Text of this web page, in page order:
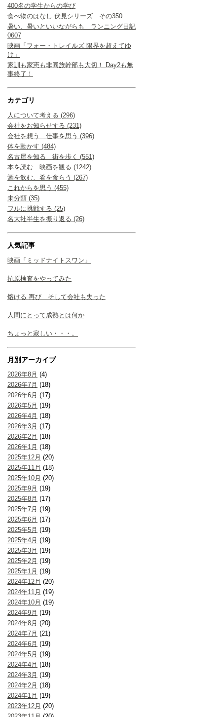
400名の学生からの学び
食べ物のはなし 伏見シリーズ その350
暑い、暑いといいながらも ランニング日記
0607
映画「フォー・トレイルズ 限界を超えてゆ
け」
家訓も家憲も非同族幹部も大切！ Day2も無
事終了！
カテゴリ
人について考える (296)
会社をお知らせする (231)
会社を想う 仕事を思う (396)
体を動かす (484)
名古屋を知る 街を歩く (551)
本を読む 映画を観る (1242)
酒を飲む、肴を食らう (267)
これからを思う (455)
未分類 (35)
フルに挑戦する (25)
名大社半生を振り返る (26)
人気記事
映画「ミッドナイトスワン」
抗原検査をやってみた
熔ける 再び そして会社も失った
人間にとって成熟とは何か
ちょっと寂しい・・・。
月別アーカイブ
2026年8月 (4)
2026年7月 (18)
2026年6月 (17)
2026年5月 (19)
2026年4月 (18)
2026年3月 (17)
2026年2月 (18)
2026年1月 (18)
2025年12月 (20)
2025年11月 (18)
2025年10月 (20)
2025年9月 (19)
2025年8月 (17)
2025年7月 (19)
2025年6月 (17)
2025年5月 (19)
2025年4月 (19)
2025年3月 (19)
2025年2月 (19)
2025年1月 (19)
2024年12月 (20)
2024年11月 (19)
2024年10月 (19)
2024年9月 (19)
2024年8月 (20)
2024年7月 (21)
2024年6月 (19)
2024年5月 (19)
2024年4月 (18)
2024年3月 (19)
2024年2月 (18)
2024年1月 (19)
2023年12月 (20)